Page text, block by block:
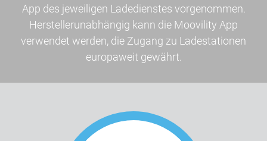
App des jeweiligen Ladedienstes vorgenommen.
Herstellerunabhängig kann die Moovility App
verwendet werden, die Zugang zu Ladestationen
europaweit gewährt.